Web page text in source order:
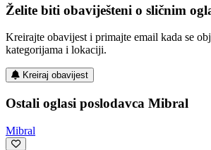
Želite biti obaviješteni o sličnim
Kreirajte obavijest i primajte email kada se
kategorijama i lokaciji.
Kreiraj obavijest
Ostali oglasi poslodavca Mibral
Mibral